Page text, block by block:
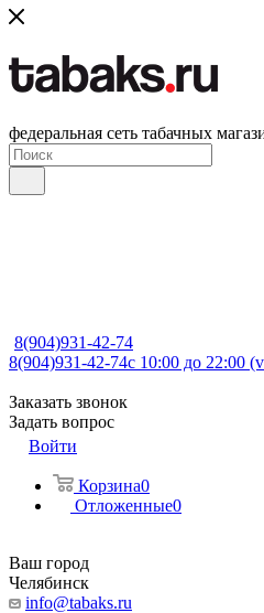
федеральная сеть табачных
8(904)931-42-74
8(904)931-42-74с 10:00 до 22:00
Заказать звонок
Задать вопрос
Войти
Корзина0
Отложенные0
Ваш город
Челябинск
info@tabaks.ru